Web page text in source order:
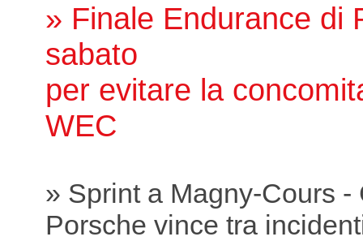
» Finale Endurance di
sabato
per evitare la
WEC
» Sprint a Magny-Cours -
Porsche vince tra